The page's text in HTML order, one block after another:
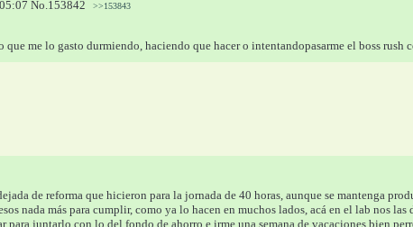
No. 153842 >>153843
que me lo gasto durmiendo, haciendo que hacer o intentandopasarme el boss rush
de reforma que hicieron para la jornada de 40 horas, aunque se mantenga
nada más para cumplir, como ya lo hacen en muchos lados, acá en el lab nos
juntarlo con lo del fondo de ahorro e irme una semana de vacaciones bien